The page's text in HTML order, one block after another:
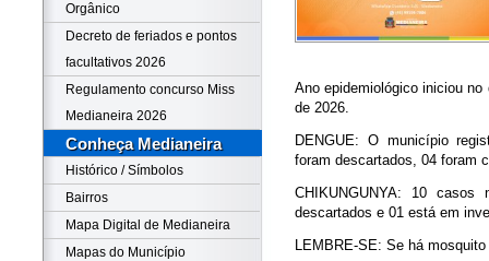
Orgânico
Decreto de feriados e pontos
facultativos 2026
Regulamento concurso Miss
Medianeira 2026
Conheça Medianeira
Histórico / Símbolos
Bairros
Mapa Digital de Medianeira
Mapas do Município
Ano epidemiológico iniciou no
de 2026.
DENGUE: O município
foram descartados, 04 foram
CHIKUNGUNYA: 10
descartados e 01 está em
LEMBRE-SE: Se há